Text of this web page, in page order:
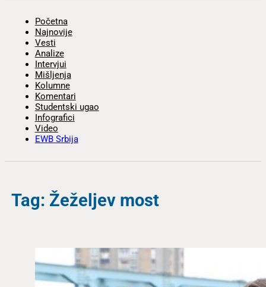
Početna
Najnovije
Vesti
Analize
Intervjui
Mišljenja
Kolumne
Komentari
Studentski ugao
Infografici
Video
EWB Srbija
Tag: Žeželjev most